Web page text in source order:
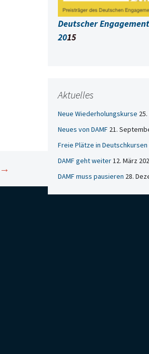
→
Deutscher
2015
Aktuelles
Neue Wiederholungskurse
Neues von DAMF 21.
Freie Plätze in Deutschkursen
DAMF geht weiter 12. März
DAMF muss pausieren 28.